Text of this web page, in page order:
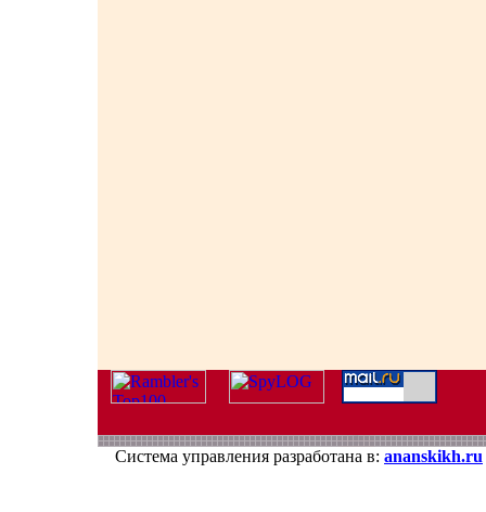
Система управления разработана в: ananskikh.ru